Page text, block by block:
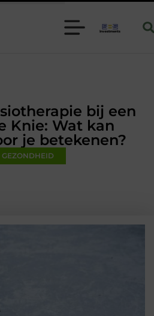
bij een
Knie: Wat kan
je betekenen?
GEZONDHEID